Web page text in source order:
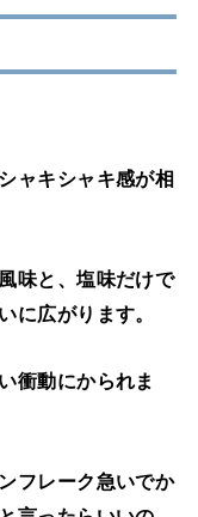
ャキシャキ感が相
味と、塩味だけで
に広がります。
衝動にかられま
フレーク急いでか